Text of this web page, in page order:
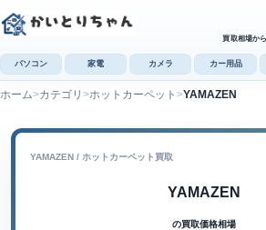
買取相場か
パソコン 家電 カメラ カー用品
ホーム カテゴリ ホットカーペット YAMAZEN
YAMAZEN / ホットカーペット買取
YAMAZEN
の買取価格相場